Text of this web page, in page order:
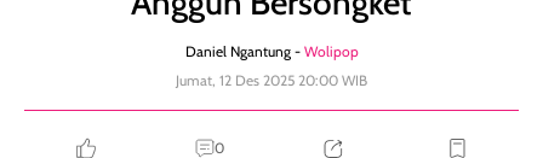
Daniel Ngantung - Wolipop
Jumat, 12 Des 2025 20:00 WIB
0